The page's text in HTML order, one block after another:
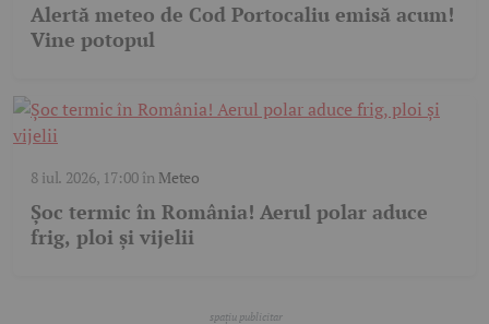
Alertă meteo de Cod Portocaliu emisă acum!
Vine potopul
8 iul. 2026, 17:00în Meteo
Șoc termic în România! Aerul polar aduce
frig, ploi și vijelii